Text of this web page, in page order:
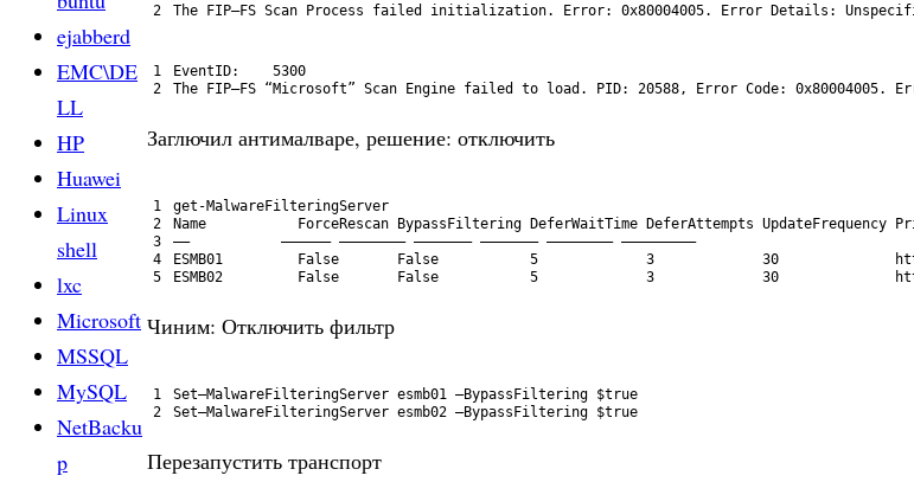
ejabberd
EMC\DE
LL
HP
Huawei
Linux
shell
lxc
Microsoft
MSSQL
MySQL
NetBacku
p
2
The
FIP–FS Scan Process failed initialization. Error: 0x80004005. Error Details :
1
2
EventID:
5300
The
FIP–FS “Microsoft” Scan Engine failed to load . PID: 20588, Error Code: 0x80004005.
Заглючил антималваре, решение: отключить
1
2
3
4
5
get -MalwareFilteringServer
Name
ForceRescan BypassFiltering DeferWaitTime DeferAttempts UpdateFrequency
—— —————– ———————– ——————– ——————– ———————– ————————–
ESMB01
False False 5 3 30
ESMB02
False False 5 3 30
Чиним: Отключить фильтр
1
2
Set–MalwareFilteringServer esmb01 –BypassFiltering $true
Set–MalwareFilteringServer esmb02 –BypassFiltering $true
Перезапустить транспорт